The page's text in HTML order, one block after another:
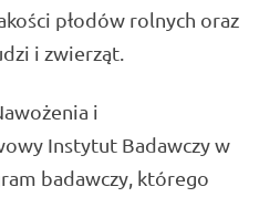
płodów rolnych oraz
i zwierząt.
i
Instytut Badawczy w
badawczy, którego